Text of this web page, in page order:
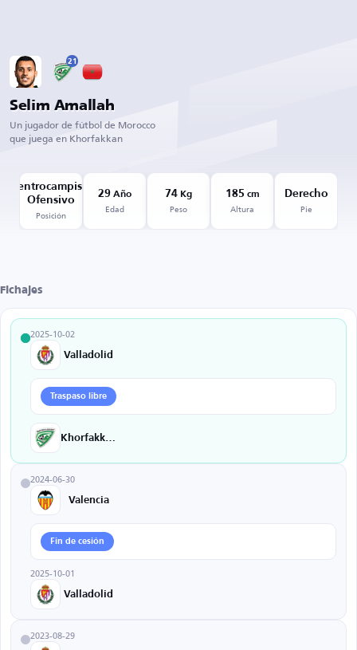
21
Selim Amallah
Un jugador de fútbol de Morocco
que juega en Khorfakkan
Centrocampista
Ofensivo
Posición
29 Año
Edad
74 Kg
Peso
185 cm
Altura
Derecho
Pie
Fichajes
2025-10-02
Valladolid
Traspaso libre
2024-06-30
Valencia
Fin de cesión
2025-10-01
Valladolid
2023-08-29